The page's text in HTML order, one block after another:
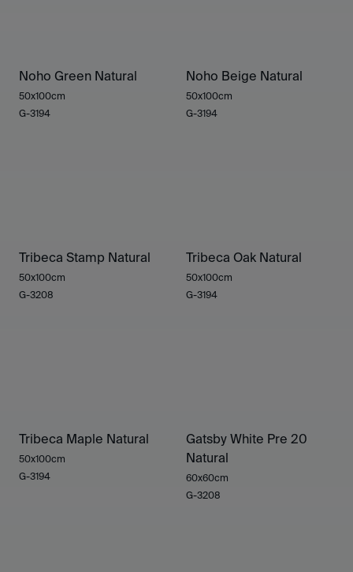
Noho Green Natural
50x100cm
G-3194
Noho Beige Natural
50x100cm
G-3194
Tribeca Stamp Natural
50x100cm
G-3208
Tribeca Oak Natural
50x100cm
G-3194
Tribeca Maple Natural
50x100cm
G-3194
Gatsby White Pre 20
Natural
60x60cm
G-3208